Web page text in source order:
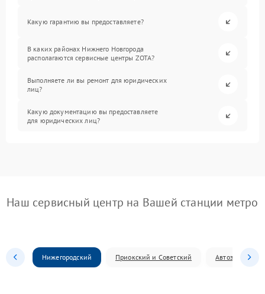
Какую гарантию вы предоставляете?
В каких районах Нижнего Новгорода
располагаются сервисные центры ZOTA?
Выполняете ли вы ремонт для юридических
лиц?
Какую документацию вы предоставляете
для юридических лиц?
Наш сервисный центр на Вашей станции метро
Нижегородский Приокский и Советский Автозаводский